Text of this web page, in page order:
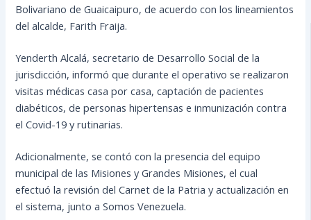
Bolivariano de Guaicaipuro, de acuerdo con los lineamientos
del alcalde, Farith Fraija.
Yenderth Alcalá, secretario de Desarrollo Social de la
jurisdicción, informó quedurante el operativo se realizaron
visitas médicas casa por casa, captación de pacientes
diabéticos, de personas hipertensas e inmunización contra
el Covid-19 y rutinarias.
Adicionalmente, se contó con la presencia del equipo
municipal de las Misiones y Grandes Misiones, el cual
efectuó la revisión del Carnet de la Patria y actualización en
el sistema, junto a Somos Venezuela.